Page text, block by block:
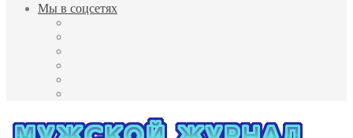
Мы в соцсетях
Меню